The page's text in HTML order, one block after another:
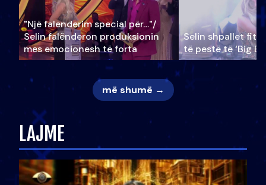
"Një falenderim special për…"/
Selin falënderon produksionin
mes emocionesh të forta
Selin shpallet
të pestë të ‘Big
më shumë →
LAJME